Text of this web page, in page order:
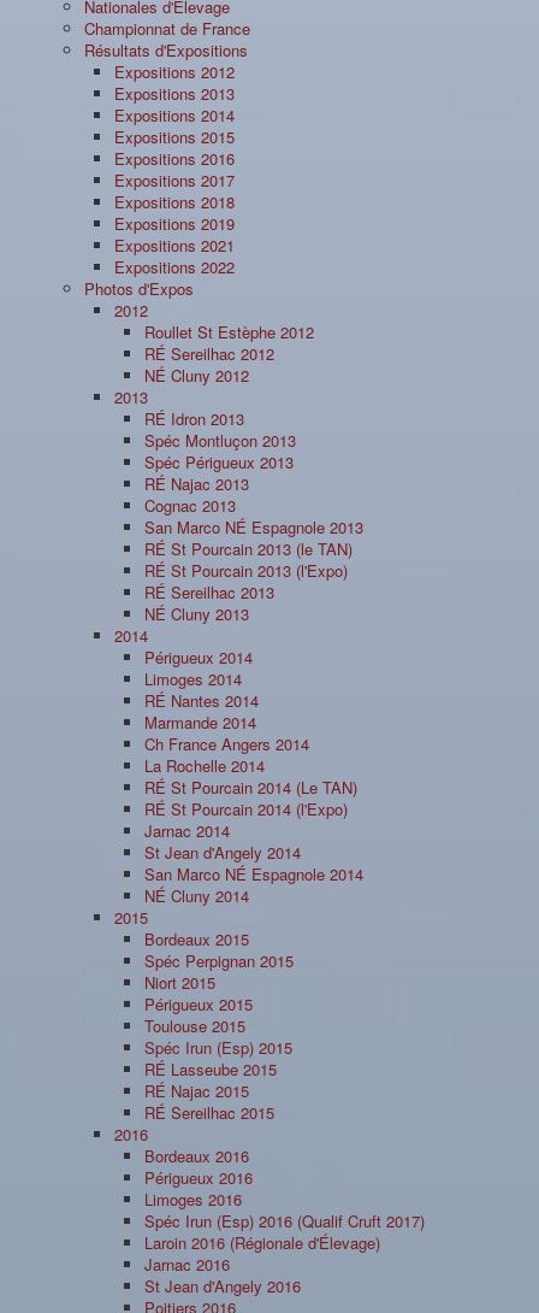
Nationales d'Élevage
Championnat de France
Résultats d'Expositions
Expositions 2012
Expositions 2013
Expositions 2014
Expositions 2015
Expositions 2016
Expositions 2017
Expositions 2018
Expositions 2019
Expositions 2021
Expositions 2022
Photos d'Expos
2012
Roullet St Estèphe 2012
RÉ Sereilhac 2012
NÉ Cluny 2012
2013
RÉ Idron 2013
Spéc Montluçon 2013
Spéc Périgueux 2013
RÉ Najac 2013
Cognac 2013
San Marco NÉ Espagnole 2013
RÉ St Pourcain 2013 (le TAN)
RÉ St Pourcain 2013 (l'Expo)
RÉ Sereilhac 2013
NÉ Cluny 2013
2014
Périgueux 2014
Limoges 2014
RÉ Nantes 2014
Marmande 2014
Ch France Angers 2014
La Rochelle 2014
RÉ St Pourcain 2014 (Le TAN)
RÉ St Pourcain 2014 (l'Expo)
Jarnac 2014
St Jean d'Angely 2014
San Marco NÉ Espagnole 2014
NÉ Cluny 2014
2015
Bordeaux 2015
Spéc Perpignan 2015
Niort 2015
Périgueux 2015
Toulouse 2015
Spéc Irun (Esp) 2015
RÉ Lasseube 2015
RÉ Najac 2015
RÉ Sereilhac 2015
2016
Bordeaux 2016
Périgueux 2016
Limoges 2016
Spéc Irun (Esp) 2016 (Qualif Cruft 2017)
Laroin 2016 (Régionale d'Élevage)
Jarnac 2016
St Jean d'Angely 2016
Poitiers 2016